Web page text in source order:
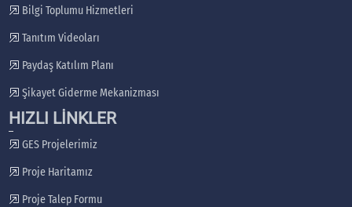
Bilgi Toplumu Hizmetleri
Tanıtım Videoları
Paydaş Katılım Planı
Şikayet Giderme Mekanizması
HIZLI LİNKLER
GES Projelerimiz
Proje Haritamız
Proje Talep Formu